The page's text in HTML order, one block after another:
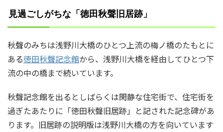
見過ごしがちな「徳田秋聲旧居跡」
秋聲のみちは浅野川大橋のひとつ上流の梅ノ橋のたもとに
ある徳田秋聲記念館から、浅野川大橋を経由してひとつ下
流の中の橋まで続いています。
秋聲記念館を出るとしばらくは閑静な住宅街で、住宅街を
過ぎたあたりに「徳田秋聲旧居跡」と記された記念碑があ
ります。旧居跡の説明版は浅野川大橋の方を向いています